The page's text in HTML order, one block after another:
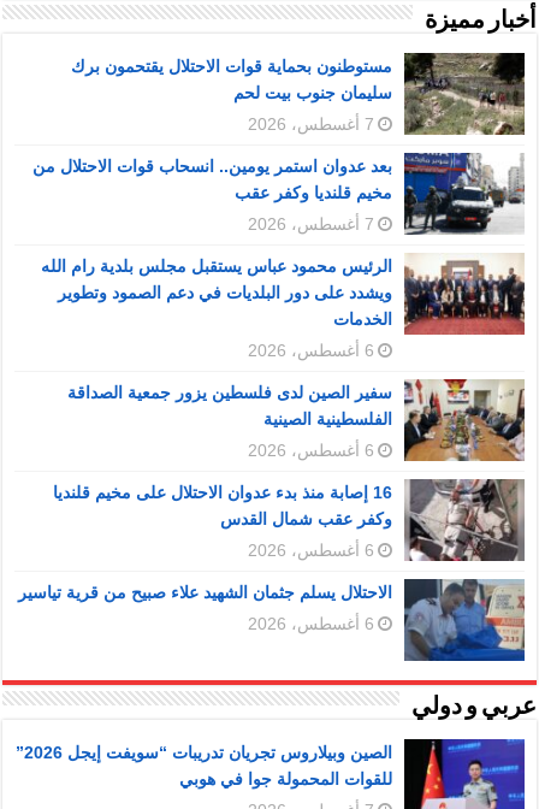
أخبار مميزة
مستوطنون بحماية قوات الاحتلال يقتحمون برك
سليمان جنوب بيت لحم
7 أغسطس، 2026
بعد عدوان استمر يومين.. انسحاب قوات الاحتلال من
مخيم قلنديا وكفر عقب
7 أغسطس، 2026
الرئيس محمود عباس يستقبل مجلس بلدية رام الله
ويشدد على دور البلديات في دعم الصمود وتطوير
الخدمات
6 أغسطس، 2026
سفير الصين لدى فلسطين يزور جمعية الصداقة
الفلسطينية الصينية
6 أغسطس، 2026
16 إصابة منذ بدء عدوان الاحتلال على مخيم قلنديا
وكفر عقب شمال القدس
6 أغسطس، 2026
الاحتلال يسلم جثمان الشهيد علاء صبيح من قرية تياسير
6 أغسطس، 2026
عربي و دولي
الصين وبيلاروس تجريان تدريبات “سويفت إيجل 2026”
للقوات المحمولة جوا في هوبي